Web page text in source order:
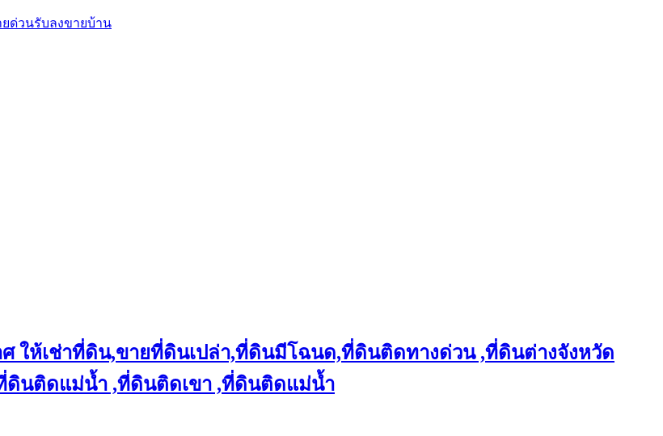
ด่วนรับลงขายบ้าน
ศ ให้เช่าที่ดิน,ขายที่ดินเปล่า,ที่ดินมีโฉนด,ที่ดินติดทางด่วน ,ที่ดินต่างจังหวัด
ดินติดแม่น้ำ ,ที่ดินติดเขา ,ที่ดินติดแม่น้ำ